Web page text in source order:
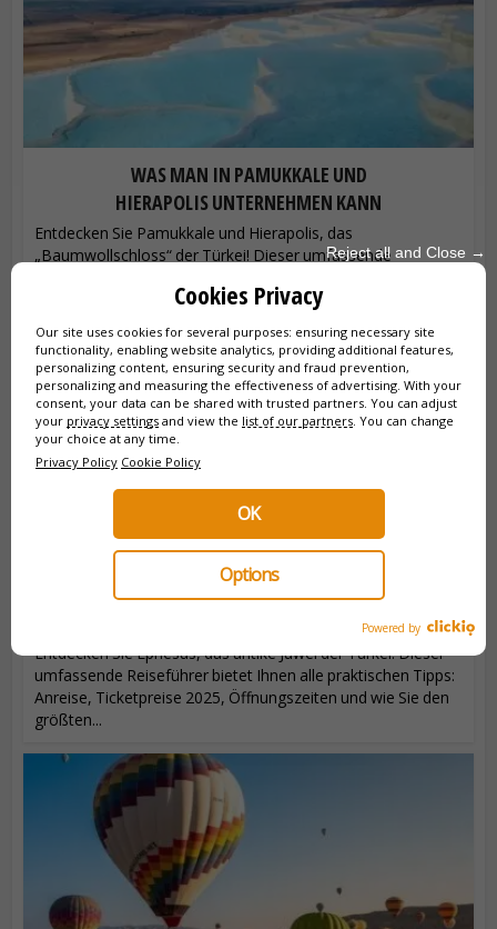
WAS MAN IN PAMUKKALE UND
HIERAPOLIS UNTERNEHMEN KANN
Entdecken Sie Pamukkale und Hierapolis, das
„Baumwollschloss“ der Türkei! Dieser umfassende
Reiseplanung: Anreise, Öffnungszeiten...
WAS MAN IN EPHESUS
Entdecken Sie Ephesus, das antike Juwel der Türkei! Dieser
umfassende Reiseführer bietet Ihnen alle praktischen Tipps:
Anreise, Ticketpreise 2025, Öffnungszeiten und wie Sie den
größten...
Reject all and Close →
Cookies Privacy
Our site uses cookies for several purposes: ensuring necessary site
functionality, enabling website analytics, providing additional features,
personalizing content, ensuring security and fraud prevention,
personalizing and measuring the effectiveness of advertising. With your
consent, your data can be shared with trusted partners. You can adjust
your privacy settings and view the list of our partners . You can change
your choice at any time.
Privacy Policy Cookie Policy
Options
OK
Powered by